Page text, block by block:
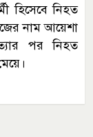
হিসেবে নিহত
নাম আয়েশা
পর নিহত